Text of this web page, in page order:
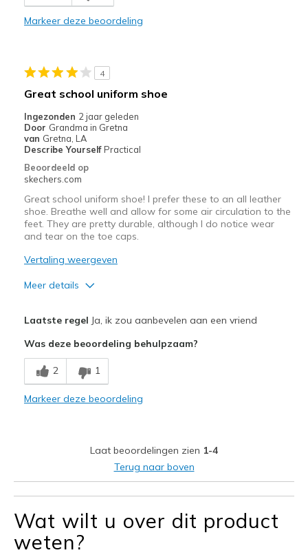
Comfortable
Beste toepassingen
School shoe
Width
Sizing
View On Shoes
Shoes are for Wearing
Markeer deze beoordeling
4
Great school uniform shoe
Ingezonden 2 jaar geleden
Door Grandma in Gretna
van Gretna, LA
Describe Yourself Practical
Beoordeeld op
skechers.com
Great school uniform shoe! I prefer these to an all leather
shoe. Breathe well and allow for some air circulation to the
feet. They are pretty durable, although I do notice wear
and tear on the toe caps.
Vertaling weergeven
Meer details
Breathe Well
Comfortable
Beste toepassingen
Casual Wear
Width
Feels true to width
Sizing
View On Shoes
Laatste regel Ja, ik zou aanbevelen aan een vriend
Was deze beoordeling behulpzaam?
2 1
Markeer deze beoordeling
Laat beoordelingen zien 1-4
Terug naar boven
Wat wilt u over dit product
weten?